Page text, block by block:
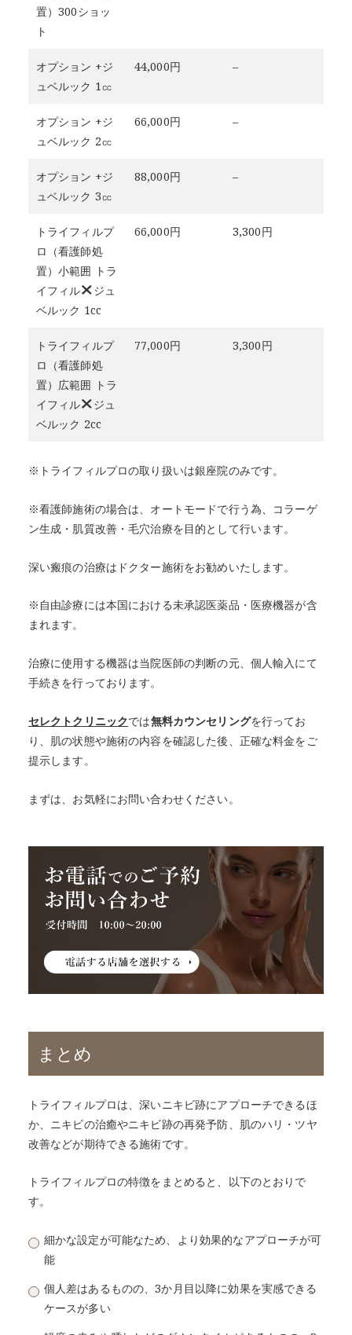
置）300ショッ
ト
オプション +ジ
ュベルック 1㏄
44,000円 –
オプション +ジ
ュベルック 2㏄
66,000円 –
オプション +ジ
ュベルック 3㏄
88,000円 –
トライフィルプ
ロ（看護師処
置）小範囲 トラ
イフィル
ジュ
ベルック 1cc
66,000円 3,300円
トライフィルプ
ロ（看護師処
置）広範囲 トラ
イフィル
ジュ
ベルック 2cc
77,000円 3,300円
※トライフィルプロの取り扱いは銀座院のみです。
※看護師施術の場合は、オートモードで行う為、コラーゲ
ン生成・肌質改善・毛穴治療を目的として行います。
深い瘢痕の治療はドクター施術をお勧めいたします。
※自由診療には本国における未承認医薬品・医療機器が含
まれます。
治療に使用する機器は当院医師の判断の元、個人輸入にて
手続きを行っております。
セレクトクリニックでは無料カウンセリングを行ってお
り、肌の状態や施術の内容を確認した後、正確な料金をご
提示します。
まずは、お気軽にお問い合わせください。
まとめ
トライフィルプロは、深いニキビ跡にアプローチできるほ
か、ニキビの治癒やニキビ跡の再発予防、肌のハリ・ツヤ
改善などが期待できる施術です。
トライフィルプロの特徴をまとめると、以下のとおりで
す。
細かな設定が可能なため、より効果的なアプローチが可
能
個人差はあるものの、3か月目以降に効果を実感できる
ケースが多い